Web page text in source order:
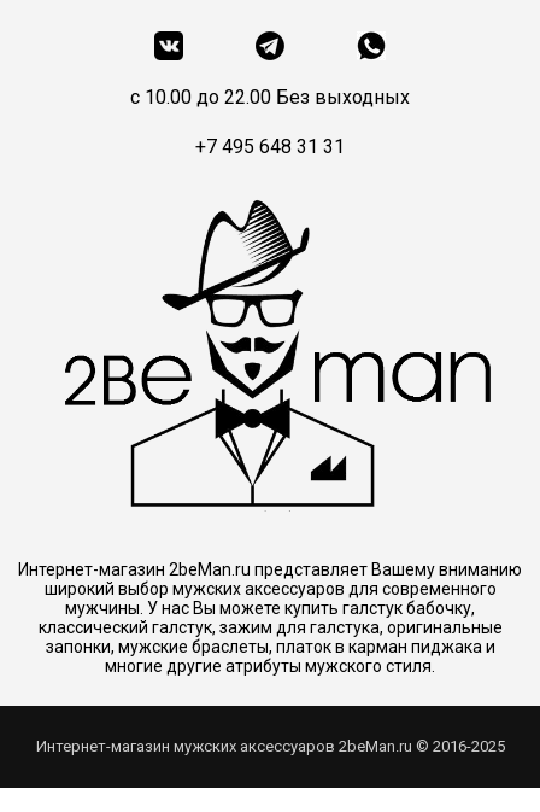
c 10.00 до 22.00 Без выходных
+7 495 648 31 31
Интернет-магазин 2beMan.ru представляет Вашему вниманию
широкий выбор мужских аксессуаров для современного
мужчины. У нас Вы можете купить галстук бабочку,
классический галстук, зажим для галстука, оригинальные
запонки, мужские браслеты, платок в карман пиджака и
многие другие атрибуты мужского стиля.
Интернет-магазин мужских аксессуаров 2beMan.ru © 2016-2025